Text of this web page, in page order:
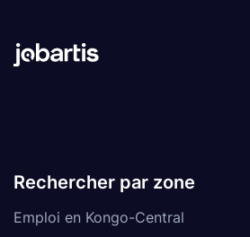
Rechercher par zone
Emploi en Kongo-Central